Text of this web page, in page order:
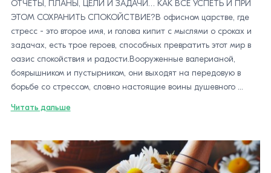
ОТЧЕТЫ, ПЛАНЫ, ЦЕЛИ И ЗАДАЧИ… КАК ВСЕ УСПЕТЬ И ПРИ
ЭТОМ СОХРАНИТЬ СПОКОЙСТВИЕ?В офисном царстве, где
стресс - это второе имя, и голова кипит с мыслями о сроках и
задачах, есть трое героев, способных превратить этот мир в
оазис спокойствия и радости.Вооруженные валерианой,
боярышником и пустырником, они выходят на передовую в
борьбе со стрессом, словно настоящие воины душевного ...
Читать дальше